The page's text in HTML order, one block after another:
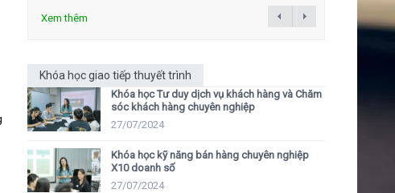
Xem thêm
Khóa học giao tiếp thuyết trình
Khóa học Tư duy dịch vụ khách hàng và Chăm
sóc khách hàng chuyên nghiệp
27/07/2024
Khóa học kỹ năng bán hàng chuyên nghiệp
X10 doanh số
27/07/2024